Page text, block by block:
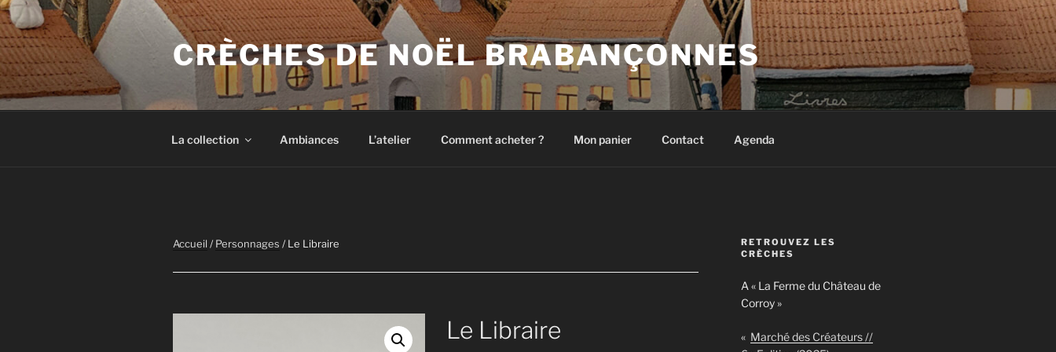
Aller
au
contenu
principal
CRÈCHES DE NOËL BRABANÇONNES
La collection Ambiances L’atelier Comment acheter ? Mon panier Contact Agenda
Accueil /Personnages / Le Libraire
Le Libraire
RETROUVEZ LES
CRÈCHES
A « La Ferme du Château de
Corroy »
« Marché des Créateurs //